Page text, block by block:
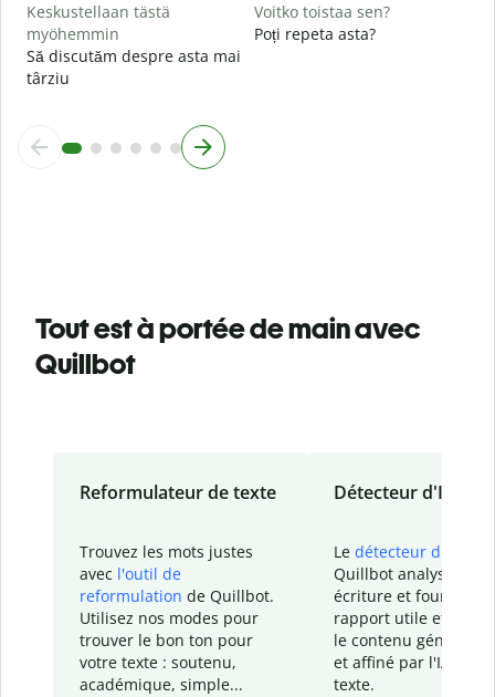
Keskustellaan tästä
myöhemmin
Să discutăm despre asta mai
târziu
Voitko toistaa sen?
Poți repeta asta?
Tout est à portée de main avec
Quillbot
Reformulateur de texte
Trouvez les mots justes
avec l'outil de
reformulation de Quillbot.
Utilisez nos modes pour
trouver le bon ton pour
votre texte : soutenu,
académique, simple...
Détecteur d'IA
Le détecteur d'IA
Quillbot analyse votre
écriture et fournit un
rapport utile et
le contenu généré
et affiné par l'IA
texte.